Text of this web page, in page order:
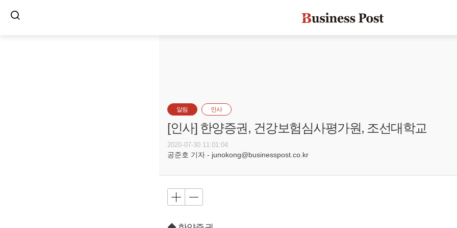
알림 인사
[인사] 한양증권, 건강보험심사평가원, 조선대학교
2020-07-30 11:01:04
공준호 기자 - junokong@businesspost.co.kr